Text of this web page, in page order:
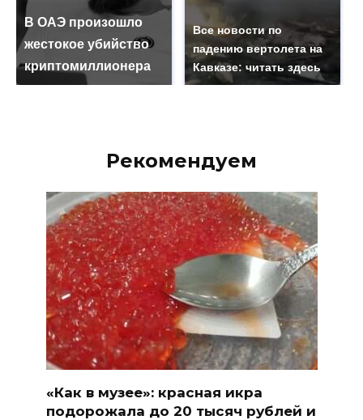
В ОАЭ произошло
жестокое убийство
криптомиллионера
Все новости по
падению вертолета на
Кавказе: читать здесь
Рекомендуем
«Как в музее»: красная икра
подорожала до 20 тысяч рублей и